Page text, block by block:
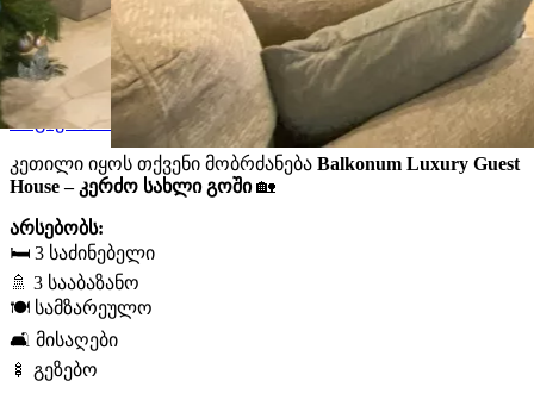
F5248ალკოვე Wi-Fi ქალაქის ხედიღუმელიბუხარი
სამზარეულო ბრაზიერი Միկրոալիքային վառարան
ბინა ტელევიზორი სარეცხი მანქანა
სატელევიზიო
მოსახერხებელია ღონისძიებებისთვის
მაცივარი
ჩოგბურთი
სასახლეები
კეთილი იყოს თქვენი მობრძანება Balkonum Luxury Guest
House – კერძო სახლი გოში🏡
არსებობს:
🛏️ 3 საძინებელი
🚿 3 სააბაზანო
🍽️ სამზარეულო
🛋️ მისაღები
🍢 გეზებო